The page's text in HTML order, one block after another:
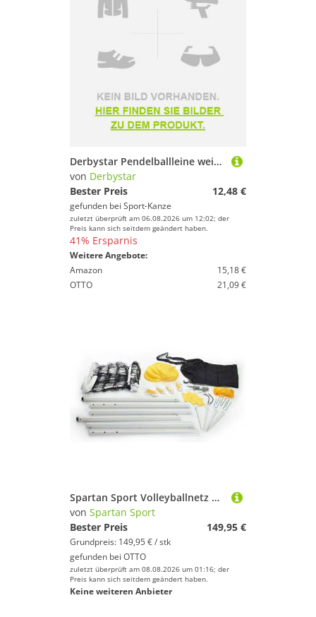
Derbystar Pendelballleine wei? 4033000000 Gr. 10 m
von Derbystar
Bester Preis
12,48 €
gefunden bei Sport-Kanze
zuletzt überprüft am 06.08.2026 um 12:02; der
Preis kann sich seitdem geändert haben.
41% Ersparnis
Weitere Angebote:
Amazon
15,18 €
OTTO
21,09 €
Spartan Sport Volleyballnetz Beachvolleyballnetz mit Stangen für Garten, Strand und Park
von Spartan Sport
Bester Preis
149,95 €
Grundpreis: 149,95 € / stk
gefunden bei OTTO
zuletzt überprüft am 08.08.2026 um 01:16; der
Preis kann sich seitdem geändert haben.
Keine weiteren Anbieter